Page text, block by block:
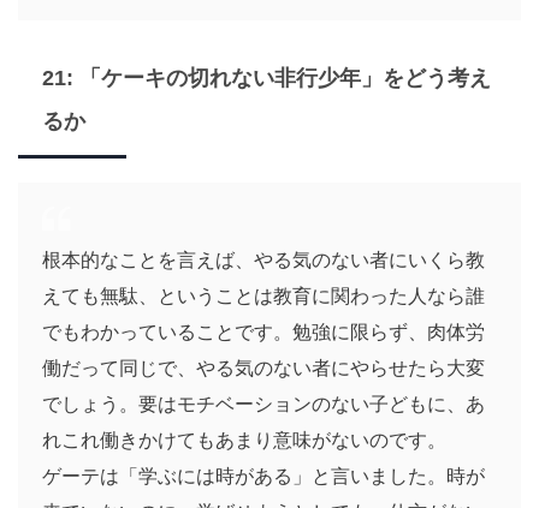
21: 「ケーキの切れない非行少年」をどう考え
るか
根本的なことを言えば、やる気のない者にいくら教
えても無駄、ということは教育に関わった人なら誰
でもわかっていることです。勉強に限らず、肉体労
働だって同じで、やる気のない者にやらせたら大変
でしょう。要はモチベーションのない子どもに、あ
れこれ働きかけてもあまり意味がないのです。
ゲーテは「学ぶには時がある」と言いました。時が